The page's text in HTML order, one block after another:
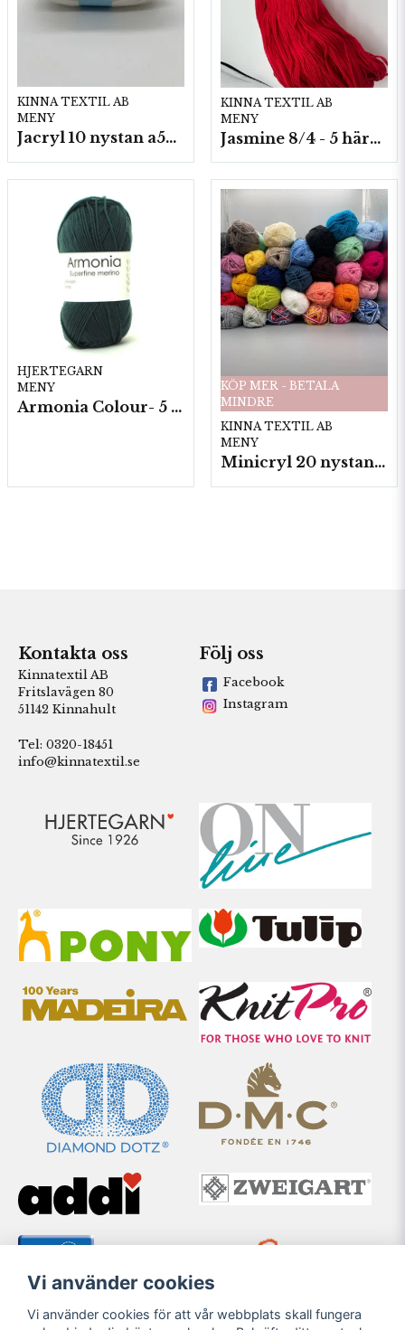
KINNA TEXTIL AB
MENY
Jacryl 10 nystan a50g./fp.
KINNA TEXTIL AB
MENY
Jasmine 8/4 - 5 härvor a200g./fp.
HJERTEGARN
MENY
Armonia Colour- 5 härv/fp. a100 g.
KÖP MER - BETALA
MINDRE
KINNA TEXTIL AB
MENY
Minicryl 20 nystan a25g./fp.
Kontakta oss
Kinnatextil AB
Fritslavägen 80
51142 Kinnahult
Tel: 0320-18451
info@kinnatextil.se
Följ oss
Facebook
Instagram
Vi använder cookies
Vi använder cookies för att vår webbplats skall fungera